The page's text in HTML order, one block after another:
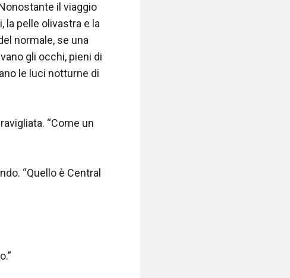
il viaggio
la pelle olivastra e la
normale, se una
gli occhi, pieni di
le luci notturne di
“Come un
“Quello è Central